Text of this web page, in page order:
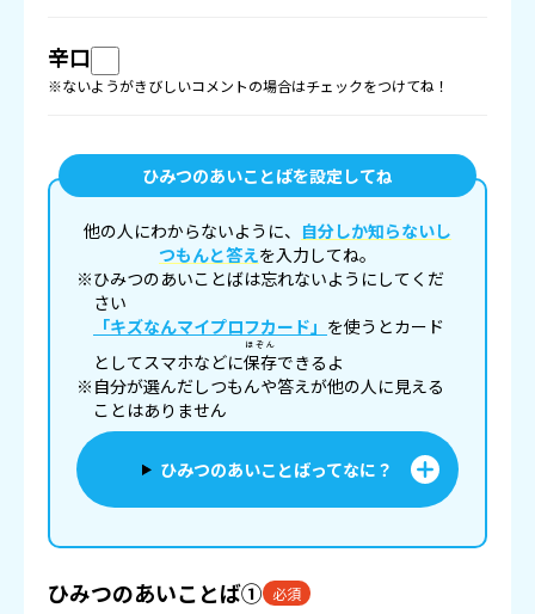
辛口
※ないようがきびしいコメントの場合はチェックをつけてね！
ひみつのあいことばを設定してね
他の人にわからないように、 自分しか知らないし
つもんと答えを入力してね。
※ひみつのあいことばは忘れないようにしてくだ
さい
「キズなんマイプロフカード」 を使うとカード
としてスマホなどに保存
ほぞん
できるよ
※自分が選んだしつもんや答えが他の人に見える
ことはありません
ひみつのあいことばってなに？
ひみつのあいことば① 必須